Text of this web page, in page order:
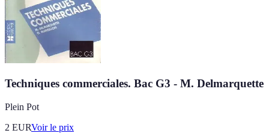
Techniques commerciales. Bac G3 - M. Delmarquette
Plein Pot
2 EURVoir le prix